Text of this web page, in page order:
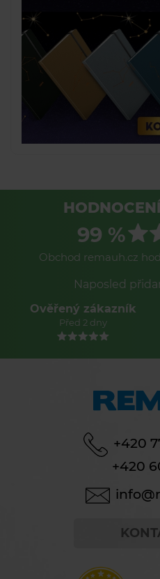
99 %
Obchod remauh.cz
Naposled
Ověřený zákazník
Před 2 dny
+420
+420